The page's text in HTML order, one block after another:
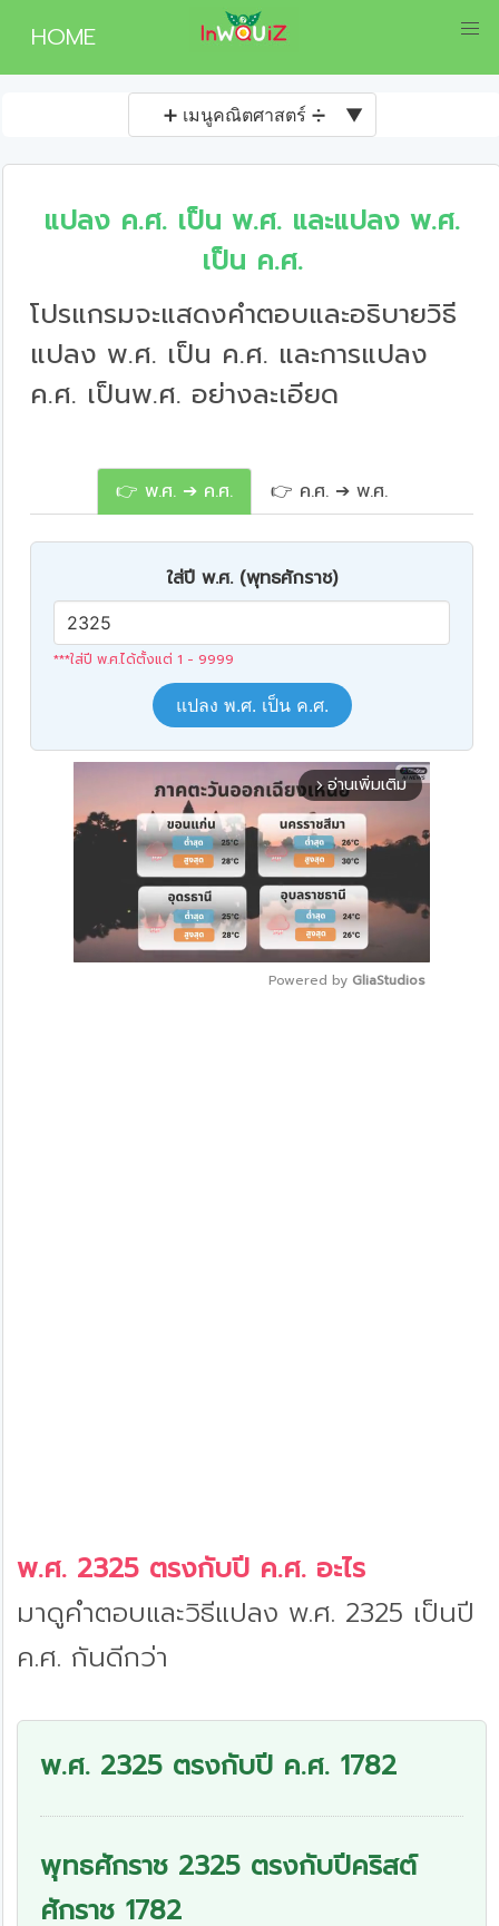
HOME
➕ เมนูคณิตศาสตร์ ➗ ▼
แปลง ค.ศ. เป็น พ.ศ. และแปลง พ.ศ.
เป็น ค.ศ.
โปรแกรมจะแสดงคำตอบและอธิบายวิธี
แปลง พ.ศ. เป็น ค.ศ. และการแปลง
ค.ศ. เป็นพ.ศ. อย่างละเอียด
👉 พ.ศ. ➔ ค.ศ. 👉 ค.ศ. ➔ พ.ศ.
ใส่ปี พ.ศ. (พุทธศักราช)
***ใส่ปี พ.ศ.ได้ตั้งแต่ 1 - 9999
แปลง พ.ศ. เป็น ค.ศ.
arrow_forward_ios อ่านเพิ่มเติม
Powered by GliaStudios
พ.ศ. 2325 ตรงกับปี ค.ศ. อะไร
มาดูคำตอบและวิธีแปลง พ.ศ. 2325 เป็นปี
ค.ศ. กันดีกว่า
พ.ศ. 2325 ตรงกับปี ค.ศ. 1782
พุทธศักราช 2325 ตรงกับปีคริสต์
ศักราช 1782